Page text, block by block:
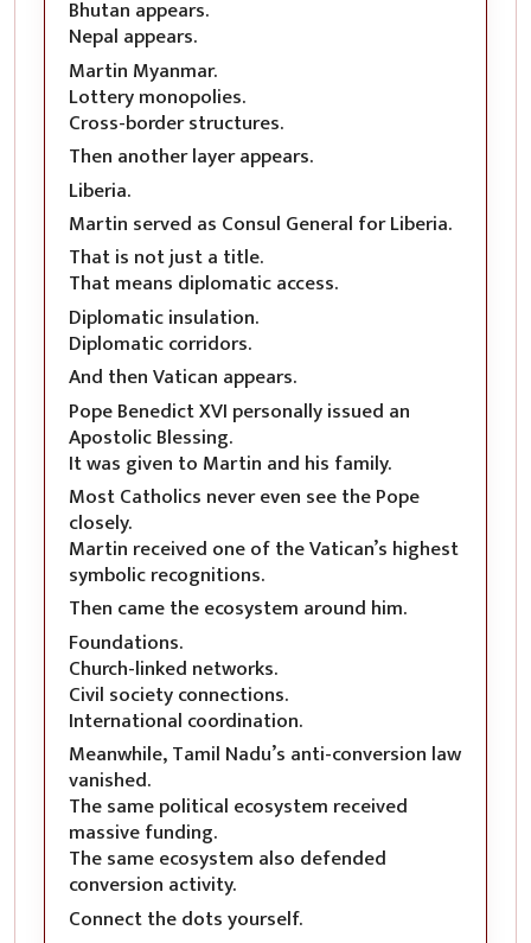
Bhutan appears.
Nepal appears.
Martin Myanmar.
Lottery monopolies.
Cross-border structures.
Then another layer appears.
Liberia.
Martin served as Consul General for Liberia.
That is not just a title.
That means diplomatic access.
Diplomatic insulation.
Diplomatic corridors.
And then Vatican appears.
Pope Benedict XVI personally issued an
Apostolic Blessing.
It was given to Martin and his family.
Most Catholics never even see the Pope
closely.
Martin received one of the Vatican’s highest
symbolic recognitions.
Then came the ecosystem around him.
Foundations.
Church-linked networks.
Civil society connections.
International coordination.
Meanwhile, Tamil Nadu’s anti-conversion law
vanished.
The same political ecosystem received
massive funding.
The same ecosystem also defended
conversion activity.
Connect the dots yourself.